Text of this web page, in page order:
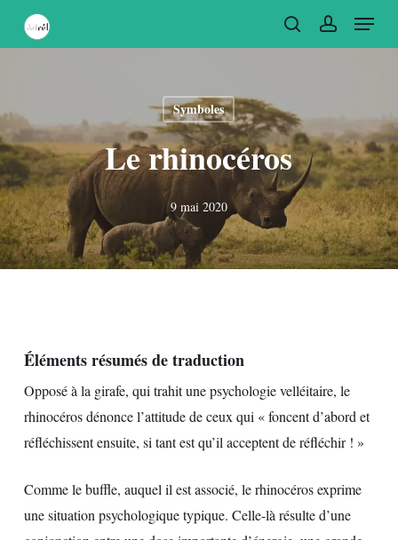
Menu
Symboles
Le rhinocéros
9 mai 2020
Éléments résumés de traduction
Opposé à la girafe, qui trahit une psychologie velléitaire, le
rhinocéros dénonce l’attitude de ceux qui « foncent d’abord et
réfléchissent ensuite, si tant est qu’il acceptent de réfléchir ! »
Comme le buffle, auquel il est associé, le rhinocéros exprime
une situation psychologique typique. Celle-là résulte d’une